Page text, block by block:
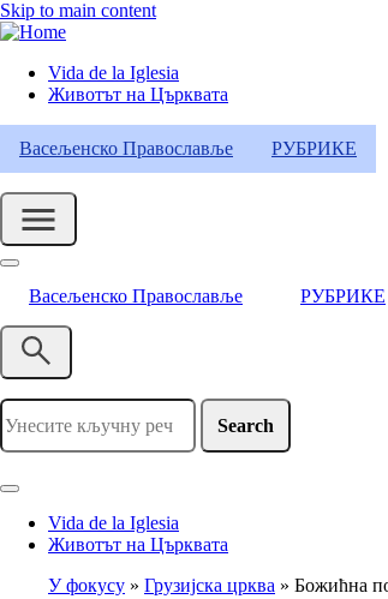
Skip to main content
Header
Category
Menu
Vida de la Iglesia
Животът на Църквата
Васељенско Православље РУБРИКЕ
Васељенско Православље РУБРИКЕ
Search
Vida de la Iglesia
Животът на Църквата
У фокусу Грузијска црква Божићна